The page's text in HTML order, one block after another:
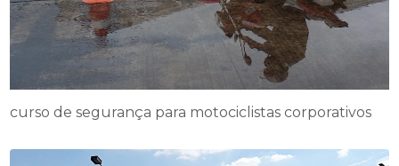
curso de segurança para motociclistas corporativos